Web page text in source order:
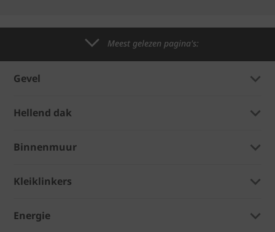
Meest gelezen pagina's:
Gevel
Hellend dak
Binnenmuur
Kleiklinkers
Energie